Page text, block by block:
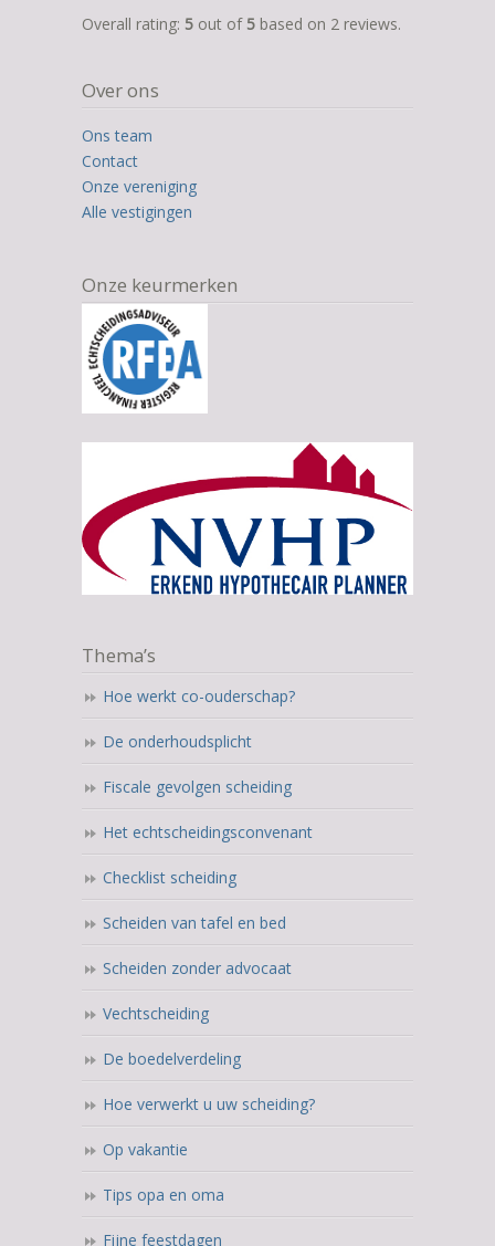
5,0
on
Overall rating: 5 out of 5 based on 2 reviews.
Over ons
Ons team
Contact
Onze vereniging
Alle vestigingen
Onze keurmerken
Thema’s
Hoe werkt co-ouderschap?
De onderhoudsplicht
Fiscale gevolgen scheiding
Het echtscheidingsconvenant
Checklist scheiding
Scheiden van tafel en bed
Scheiden zonder advocaat
Vechtscheiding
De boedelverdeling
Hoe verwerkt u uw scheiding?
Op vakantie
Tips opa en oma
Fijne feestdagen